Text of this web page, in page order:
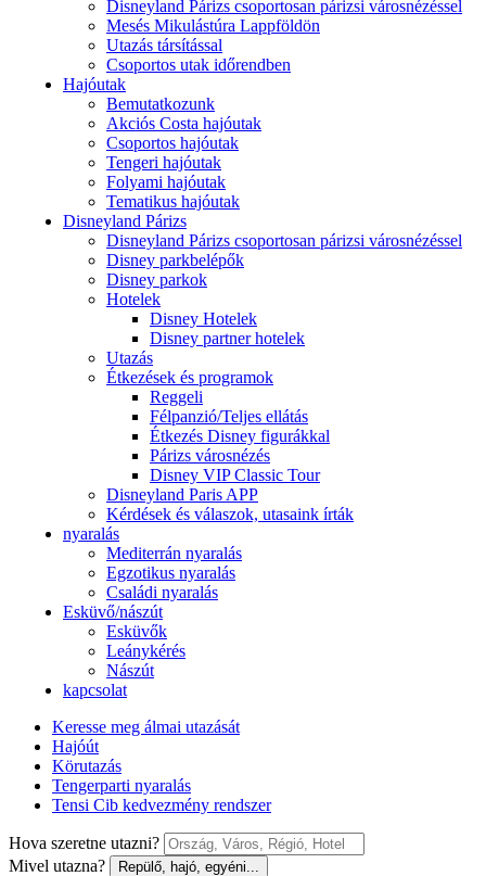
Disneyland Párizs csoportosan párizsi városnézéssel
Mesés Mikulástúra Lappföldön
Utazás társítással
Csoportos utak időrendben
Hajóutak
Bemutatkozunk
Akciós Costa hajóutak
Csoportos hajóutak
Tengeri hajóutak
Folyami hajóutak
Tematikus hajóutak
Disneyland Párizs
Disneyland Párizs csoportosan párizsi városnézéssel
Disney parkbelépők
Disney parkok
Hotelek
Disney Hotelek
Disney partner hotelek
Utazás
Étkezések és programok
Reggeli
Félpanzió/Teljes ellátás
Étkezés Disney figurákkal
Párizs városnézés
Disney VIP Classic Tour
Disneyland Paris APP
Kérdések és válaszok, utasaink írták
nyaralás
Mediterrán nyaralás
Egzotikus nyaralás
Családi nyaralás
Esküvő/nászút
Esküvők
Leánykérés
Nászút
kapcsolat
Keresse meg álmai utazását
Hajóút
Körutazás
Tengerparti nyaralás
Tensi Cib kedvezmény rendszer
Hova szeretne utazni?
Mivel utazna?
Repülő, hajó, egyéni...